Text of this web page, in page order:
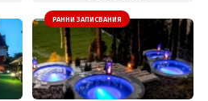
РАННИ ЗАПИСВАНИЯ